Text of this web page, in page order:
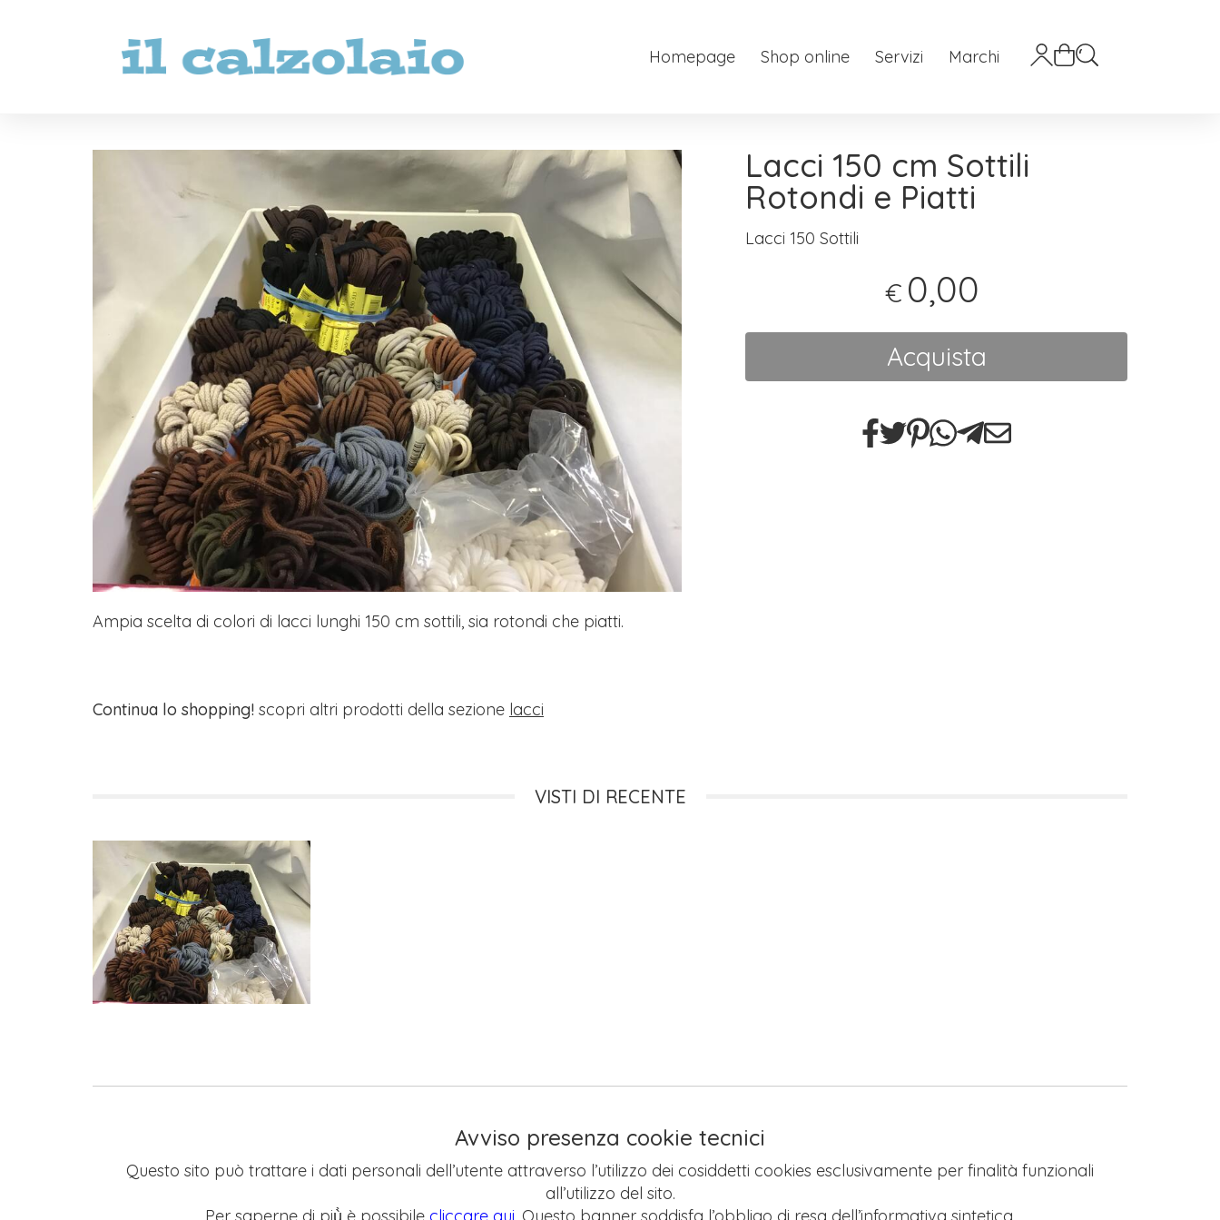
Homepage Shop online Servizi Marchi
Ampia scelta di colori di lacci lunghi 150 cm sottili, sia rotondi che piatti.
Lacci 150 cm Sottili
Rotondi e Piatti
Lacci 150 Sottili
€ 0,00
Acquista
Continua lo shopping! scopri altri prodotti della sezione lacci
VISTI DI RECENTE
Avviso presenza cookie tecnici
Questo sito può trattare i dati personali dell’utente attraverso l’utilizzo dei cosiddetti cookies esclusivamente per finalità funzionali
all’utilizzo del sito.
Per saperne di più̀ è possibile cliccare qui . Questo banner soddisfa l’obbligo di resa dell’informativa sintetica.